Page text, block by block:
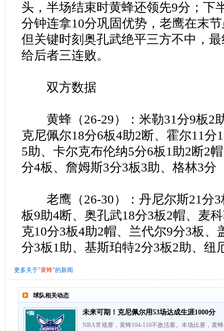
头，半场结束时黄蜂还领先9分；下
分钟连拿10分巩固优势，老鹰在末
但关键时刻奥孔武绝平三方不中，
给后者三连败。
双方数据
黄蜂（26-29）：米勒31分9板2
克尼佩尔18分6板4助2断、霍尔11分
5助、卡尔克布伦纳5分6板1助2断2
分4板、詹姆斯3分3板3助、格林3分
老鹰（26-30）：丹尼尔斯21分3
板9助4断、奥孔武18分3板2帽、麦
克10分3板4助2帽、兰代尔9分3板、
分3板1助、基斯珀特2分3板2助、纽
更多关于"黄蜂"的新闻
球队相关动态
未来可期！克尼佩尔用53场达成生涯1000分
NBA常规赛，黄蜂104-110不敌活塞。本场比赛，黄